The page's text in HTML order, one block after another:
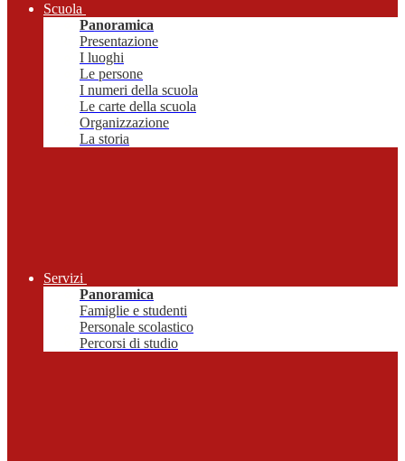
Scuola
Panoramica
Presentazione
I luoghi
Le persone
I numeri della scuola
Le carte della scuola
Organizzazione
La storia
Servizi
Panoramica
Famiglie e studenti
Personale scolastico
Percorsi di studio